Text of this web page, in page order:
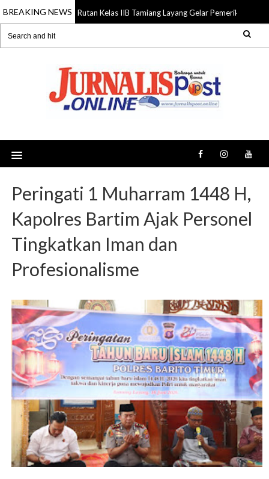
BREAKING NEWS
06 Aug 2026 Rutan Kelas IIB Tamiang Layang Gelar Pemeriksaan
Peringati 1 Muharram 1448 H,
Kapolres Bartim Ajak Personel
Tingkatkan Iman dan
Profesionalisme